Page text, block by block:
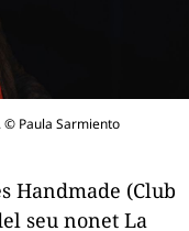
© Paula Sarmiento
Handmade (Club
seu nonet La